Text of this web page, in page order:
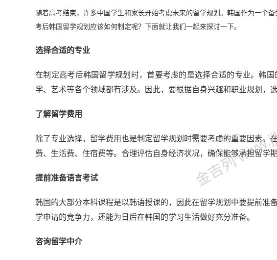
随着高考结束，许多中国学生和家长开始考虑未来的留学规划。韩国作为一个
考后韩国留学规划应该如何制定呢？下面就让我们一起来探讨一下。
选择合适的专业
在制定高考后韩国留学规划时，首要考虑的是选择合适的专业。韩
学、艺术等各个领域都有涉及。因此，要根据自身兴趣和职业规划，
了解留学费用
除了专业选择，留学费用也是制定留学规划时需要考虑的重要因素。
费、生活费、住宿费等。合理评估自身经济状况，确保能够承担留学期
提前准备语言考试
韩国的大部分本科课程是以韩语授课的，因此在留学规划中要提前准
学申请的竞争力，还能为日后在韩国的学习生活做好充分准备。
咨询留学中介
金吉列